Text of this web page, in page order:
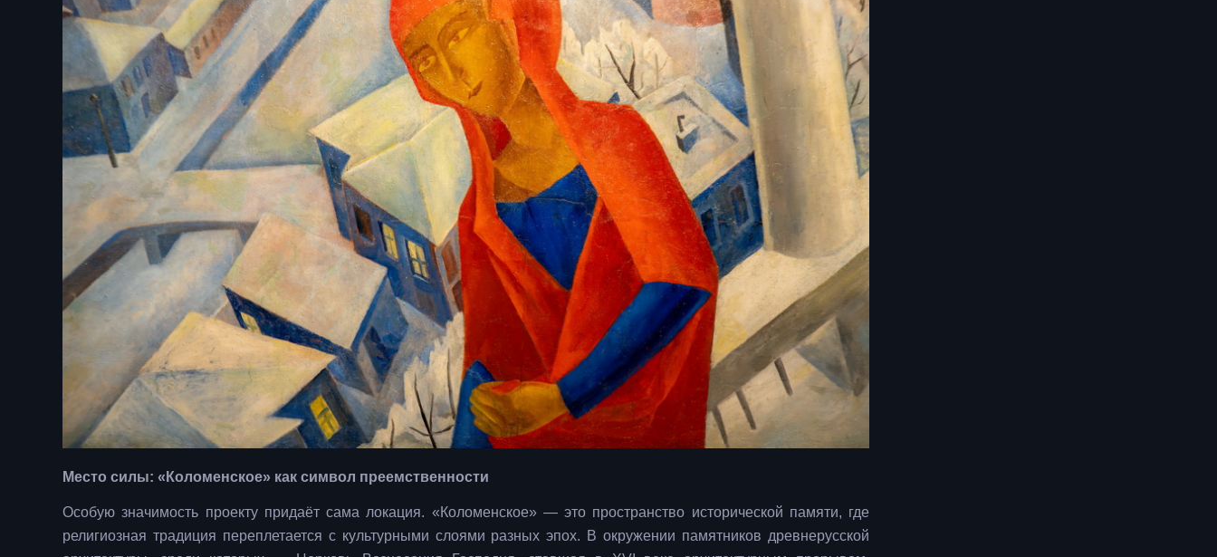
Место силы: «Коломенское» как символ преемственности
Особую значимость проекту придаёт сама локация. «Коломенское» — это пространство исторической памяти, где
религиозная традиция переплетается с культурными слоями разных эпох. В окружении памятников древнерусской